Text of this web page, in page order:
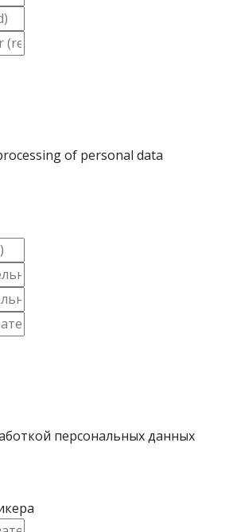
of personal data
персональных данных